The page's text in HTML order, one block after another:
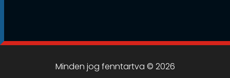
Minden jog fenntartva © 2026